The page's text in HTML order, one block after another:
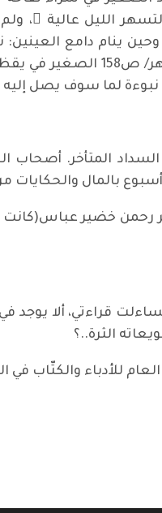
الليل عالية ً،
وحين ينام دامع
علوه الشاهق وكأنها
لما سوف يصل إليه
المتأخر. أصحاب
بالمال والحكايات من
رحمن خضير
قراءتي، ألا يوجد
الثرة..؟
والكتّاب في
للأديب رحمن خضير عباس